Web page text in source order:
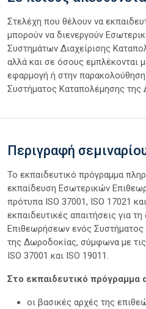
Στελέχη που θέλουν να
μπορούν να διενεργούν
Συστημάτων Διαχείρισης
αλλά και σε όσους εμπλέκονται
εφαρμογή ή στην
Συστήματος Καταπολέμησης της
Περιγραφή
Το εκπαιδευτικό πρόγραμμα
εκπαίδευση Εσωτερικών
πρότυπα ISO 37001, ISO 17021
εκπαιδευτικές απαιτήσεις για
Επιθεωρήσεων ενός Συστήματος
της Δωροδοκίας, σύμφωνα με
ISO 37001 και ISO 19011.
Στο εκπαιδευτικό πρόγραμμα
οι βασικές αρχές της